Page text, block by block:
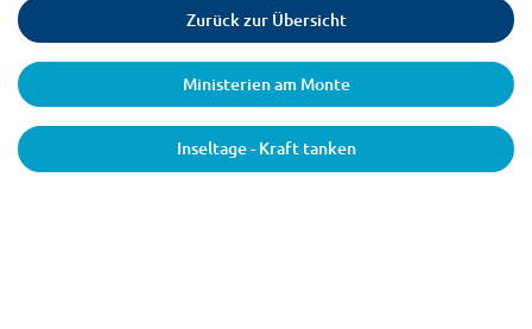
Zurück zur Übersicht
Ministerien am Monte
Inseltage - Kraft tanken